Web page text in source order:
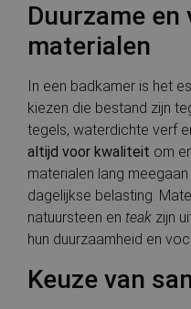
Duurzame
materialen
In een badkamer is het
kiezen die bestand zijn
tegels, waterdichte verf
altijd voor kwaliteit om
materialen lang
dagelijkse belasting.
natuursteen en teak zijn
hun duurzaamheid en
Keuze van